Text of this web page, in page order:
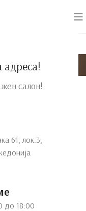
адреса!
салон!
61, лок.3,
до 18:00